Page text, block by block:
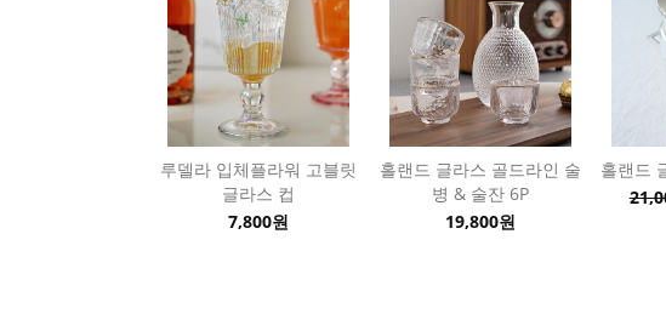
루델라 입체플라워 고블릿
글라스 컵
7,800원
홀랜드 글라스 골드라인 술
병 & 술잔 6P
19,800원
홀랜드